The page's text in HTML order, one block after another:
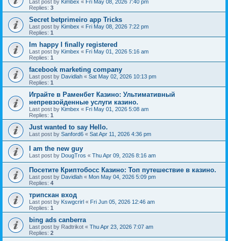
Last post by Kimbex « Fri May 08, 2026 7:40 pm
Replies: 3
Secret betprimeiro app Tricks
Last post by Kimbex « Fri May 08, 2026 7:22 pm
Replies: 1
Im happy I finally registered
Last post by Kimbex « Fri May 01, 2026 5:16 am
Replies: 1
facebook marketing company
Last post by Davidlah « Sat May 02, 2026 10:13 pm
Replies: 1
Играйте в Раменбет Казино: Ультимативный
непревзойденные услуги казино.
Last post by Kimbex « Fri May 01, 2026 5:08 am
Replies: 1
Just wanted to say Hello.
Last post by Sanford6 « Sat Apr 11, 2026 4:36 pm
I am the new guy
Last post by DougTros « Thu Apr 09, 2026 8:16 am
Посетите Криптобосс Казино: Топ путешествие в казино.
Last post by Davidlah « Mon May 04, 2026 5:09 pm
Replies: 4
трипскан вход
Last post by Kswgcrirl « Fri Jun 05, 2026 12:46 am
Replies: 1
bing ads canberra
Last post by Radtrikot « Thu Apr 23, 2026 7:07 am
Replies: 2